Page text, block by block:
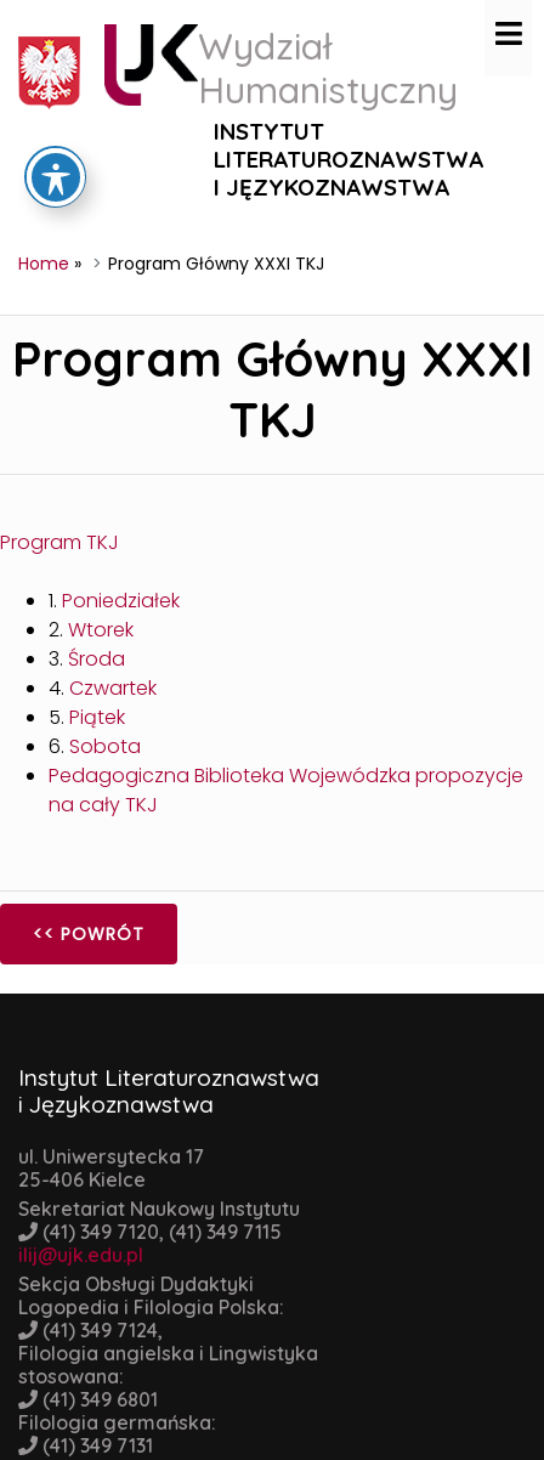
Wydział
Humanistyczny
INSTYTUT
LITERATUROZNAWSTWA
I JĘZYKOZNAWSTWA
Home » Program Główny XXXI TKJ
Program Główny XXXI
TKJ
Program TKJ
1. Poniedziałek
2. Wtorek
3. Środa
4. Czwartek
5. Piątek
6. Sobota
Pedagogiczna Biblioteka Wojewódzka propozycje
na cały TKJ
<< POWRÓT
Instytut Literaturoznawstwa
i Językoznawstwa
ul. Uniwersytecka 17
25-406 Kielce
Sekretariat Naukowy Instytutu
(41) 349 7120, (41) 349 7115
ilij@ujk.edu.pl
Sekcja Obsługi Dydaktyki
Logopedia i Filologia Polska:
(41) 349 7124,
Filologia angielska i Lingwistyka
stosowana:
(41) 349 6801
Filologia germańska:
(41) 349 7131